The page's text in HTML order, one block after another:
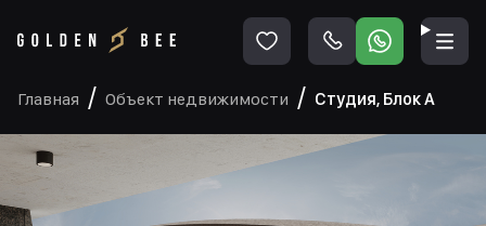
Главная Объект недвижимости Студия, Блок А